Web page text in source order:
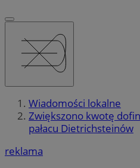
Wiadomości lokalne
Zwiększono kwotę
pałacu Dietrichsteinów
reklama